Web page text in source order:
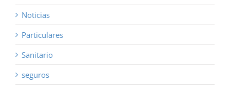
Noticias
Particulares
Sanitario
seguros